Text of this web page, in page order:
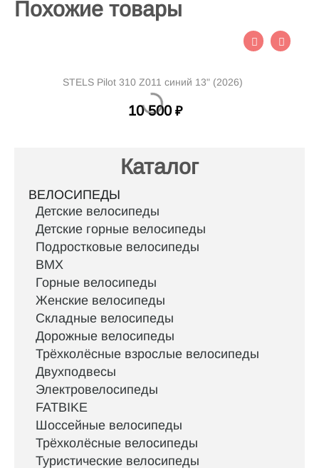
Похожие товары
STELS Pilot 310 Z011 синий 13" (2026)
10 500 ₽
Каталог
ВЕЛОСИПЕДЫ
Детские велосипеды
Детские горные велосипеды
Подростковые велосипеды
BMX
Горные велосипеды
Женские велосипеды
Складные велосипеды
Дорожные велосипеды
Трёхколёсные взрослые велосипеды
Двухподвесы
Электровелосипеды
FATBIKE
Шоссейные велосипеды
Трёхколёсные велосипеды
Туристические велосипеды